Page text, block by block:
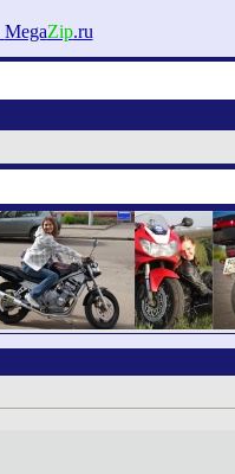
MegaZip.ru